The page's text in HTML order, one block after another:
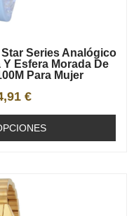
Series Analógico
Esfera Morada De
Para Mujer
€